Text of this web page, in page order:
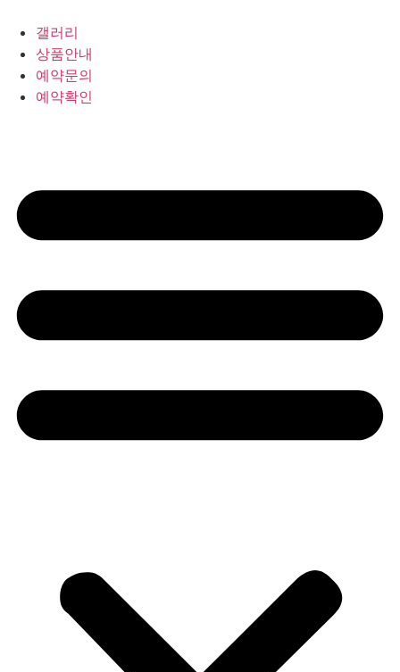
갤러리
상품안내
예약문의
예약확인